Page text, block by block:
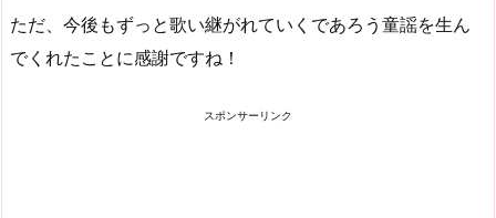
ただ、今後もずっと歌い継がれていくであろう童謡を生ん
でくれたことに感謝ですね！
スポンサーリンク